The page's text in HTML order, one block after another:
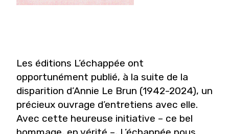
Les éditions L’échappée ont
opportunément publié, à la suite de la
disparition d’Annie Le Brun (1942-2024), un
précieux ouvrage d’entretiens avec elle.
Avec cette heureuse initiative – ce bel